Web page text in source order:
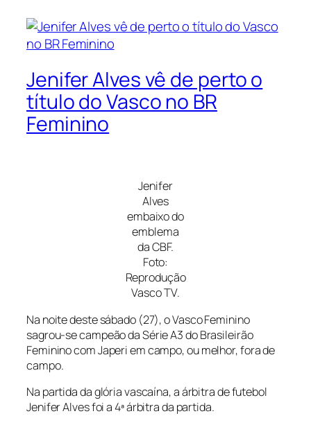
Jenifer Alves vê de perto o
título do Vasco no BR
Feminino
Jenifer
Alves
embaixo do
emblema
da CBF.
Foto:
Reprodução
Vasco TV.
Na noite deste sábado (27), o Vasco Feminino
sagrou-se campeão da Série A3 do Brasileirão
Feminino com Japeri em campo, ou melhor, fora de
campo.
Na partida da glória vascaína, a árbitra de futebol
Jenifer Alves foi a 4ª árbitra da partida.